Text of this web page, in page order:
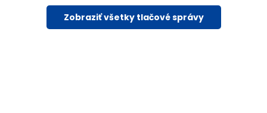
Zobraziť všetky tlačové správy